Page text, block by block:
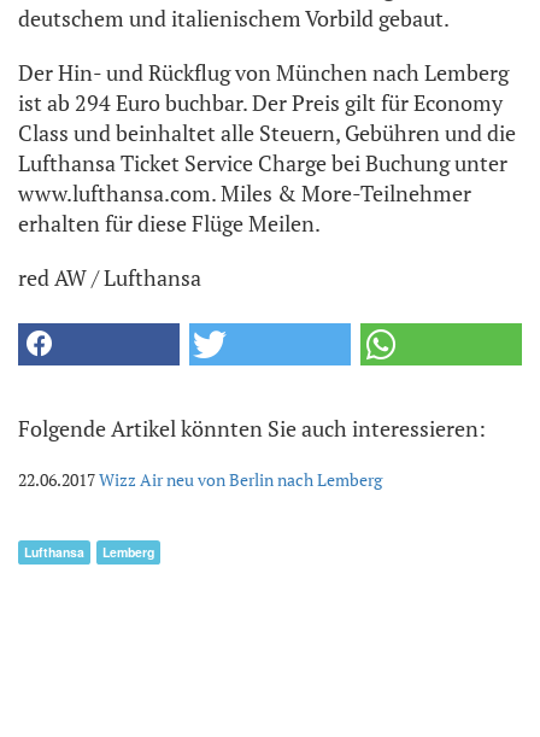
deutschem und italienischem Vorbild gebaut.
Der Hin- und Rückflug von München nach Lemberg
ist ab 294 Euro buchbar. Der Preis gilt für Economy
Class und beinhaltet alle Steuern, Gebühren und die
Lufthansa Ticket Service Charge bei Buchung unter
www.lufthansa.com. Miles & More-Teilnehmer
erhalten für diese Flüge Meilen.
red AW / Lufthansa
Folgende Artikel könnten Sie auch interessieren:
22.06.2017Wizz Air neu von Berlin nach Lemberg
Lufthansa Lemberg